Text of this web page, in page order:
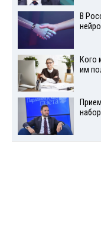
В
Кого
им